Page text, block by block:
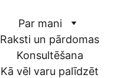
Par mani
Raksti un pārdomas
Konsultēšana
Kā vēl varu palīdzēt